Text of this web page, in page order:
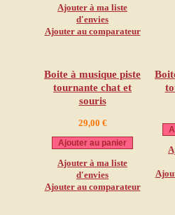
Ajouter à ma liste
d'envies
Ajouter au comparateur
Boite à musique piste
tournante chat et
souris
29,00 €
Ajouter au panier
Ajouter à ma liste
d'envies
Ajouter au comparateur